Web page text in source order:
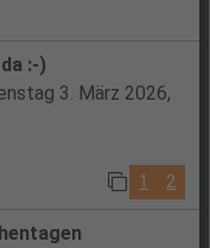
:-)
3. März 2026,
1 2